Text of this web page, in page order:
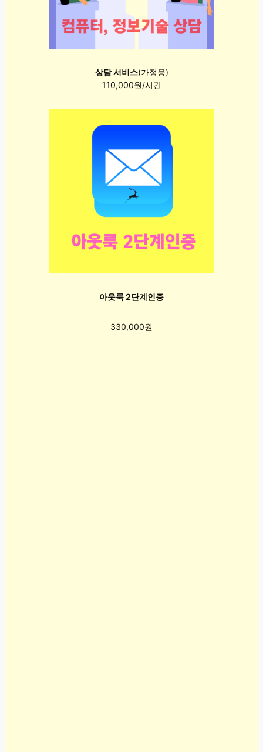
상담 서비스(가정용)
110,000원/시간
아웃룩 2단계인증
330,000원